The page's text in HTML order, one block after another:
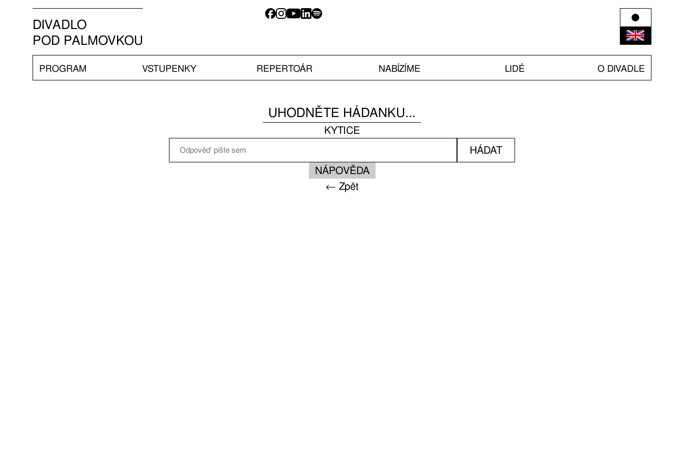
DIVADLO
POD PALMOVKOU
PROGRAM VSTUPENKY REPERTOÁR NABÍZÍME LIDÉ O DIVADLE
UHODNĚTE HÁDANKU...
KYTICE
HÁDAT
NÁPOVĚDA
← Zpět